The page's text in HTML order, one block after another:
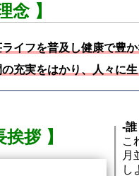
念 】
イフを普及し健康で豊
の充実をはかり、人々に
挨拶 】
-
こ
月
し